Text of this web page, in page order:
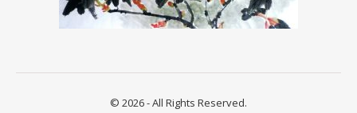
© 2026 - All Rights Reserved.